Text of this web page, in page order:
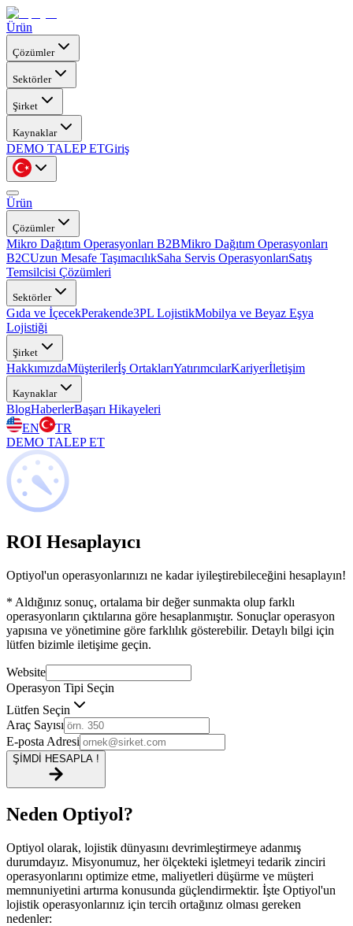
Ürün
Çözümler
Sektörler
Şirket
Kaynaklar
DEMO TALEP ETGiriş
Ürün
Çözümler
Mikro Dağıtım Operasyonları B2BMikro Dağıtım Operasyonları
B2CUzun Mesafe TaşımacılıkSaha Servis OperasyonlarıSatış
Temsilcisi Çözümleri
Sektörler
Gıda ve İçecekPerakende3PL LojistikMobilya ve Beyaz Eşya
Lojistiği
Şirket
HakkımızdaMüşterilerİş OrtaklarıYatırımcılarKariyerİletişim
Kaynaklar
BlogHaberlerBaşarı Hikayeleri
EN
TR
DEMO TALEP ET
ROI Hesaplayıcı
Optiyol'un operasyonlarınızı ne kadar iyileştirebileceğini hesaplayın!
* Aldığınız sonuç, ortalama bir değer sunmakta olup farklı
operasyonların çıktılarına göre hesaplanmıştır. Sonuçlar operasyon
yapısına ve yönetimine göre farklılık gösterebilir. Detaylı bilgi için
lütfen bizimle iletişime geçin.
Website
Operasyon Tipi Seçin
Lütfen Seçin
Araç Sayısı
E-posta Adresi
ŞİMDİ HESAPLA !
Neden Optiyol?
Optiyol olarak, lojistik dünyasını devrimleştirmeye adanmış
durumdayız. Misyonumuz, her ölçekteki işletmeyi tedarik zinciri
operasyonlarını optimize etme, maliyetleri düşürme ve müşteri
memnuniyetini artırma konusunda güçlendirmektir. İşte Optiyol'un
lojistik operasyonlarınız için tercih ortağınız olması gereken
nedenler: